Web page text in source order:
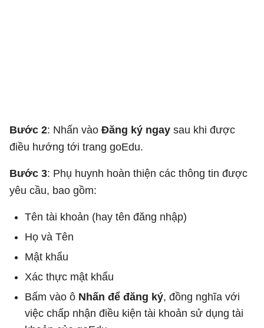
Bước 2: Nhấn vào Đăng ký ngay sau khi được
điều hướng tới trang goEdu.
Bước 3: Phụ huynh hoàn thiện các thông tin được
yêu cầu, bao gồm:
Tên tài khoản (hay tên đăng nhập)
Họ và Tên
Mật khẩu
Xác thực mật khẩu
Bấm vào ô Nhấn để đăng ký, đồng nghĩa với
việc chấp nhận điều kiện tài khoản sử dụng tài